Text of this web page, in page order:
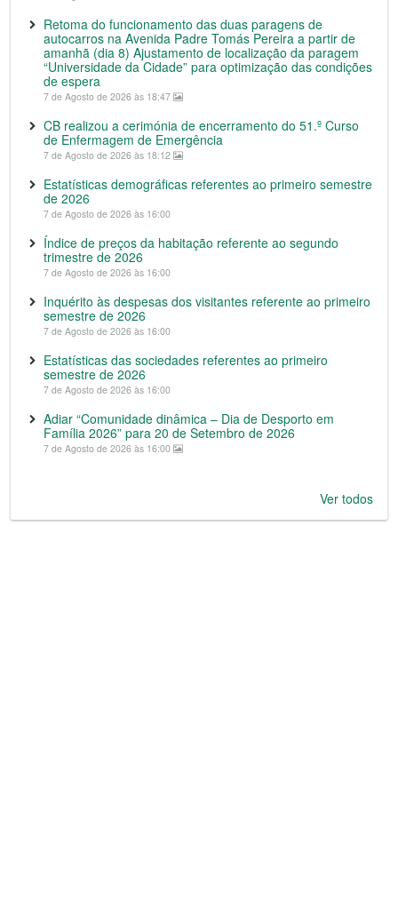
Retoma do funcionamento das duas paragens de
autocarros na Avenida Padre Tomás Pereira a partir de
amanhã (dia 8) Ajustamento de localização da paragem
“Universidade da Cidade” para optimização das condições
de espera
7 de Agosto de 2026 às 18:47
CB realizou a cerimónia de encerramento do 51.º Curso
de Enfermagem de Emergência
7 de Agosto de 2026 às 18:12
Estatísticas demográficas referentes ao primeiro semestre
de 2026
7 de Agosto de 2026 às 16:00
Índice de preços da habitação referente ao segundo
trimestre de 2026
7 de Agosto de 2026 às 16:00
Inquérito às despesas dos visitantes referente ao primeiro
semestre de 2026
7 de Agosto de 2026 às 16:00
Estatísticas das sociedades referentes ao primeiro
semestre de 2026
7 de Agosto de 2026 às 16:00
Adiar “Comunidade dinâmica – Dia de Desporto em
Família 2026” para 20 de Setembro de 2026
7 de Agosto de 2026 às 16:00
Ver todos